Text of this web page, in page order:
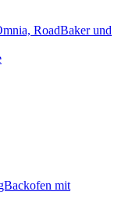
RoadBaker und
mit